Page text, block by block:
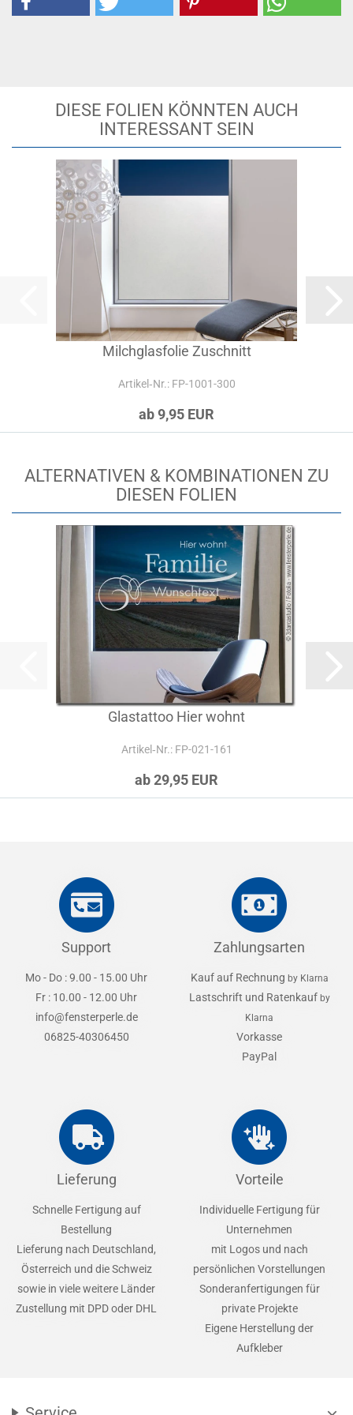
DIESE FOLIEN KÖNNTEN AUCH
INTERESSANT SEIN
Milchglasfolie Zuschnitt
Artikel‑Nr.: FP-1001-300
ab 9,95 EUR
ALTERNATIVEN & KOMBINATIONEN ZU
DIESEN FOLIEN
Glastattoo Hier wohnt
Artikel‑Nr.: FP-021-161
ab 29,95 EUR
Support
Mo - Do : 9.00 - 15.00 Uhr
Fr : 10.00 - 12.00 Uhr
info@fensterperle.de
06825-40306450
Zahlungsarten
Kauf auf Rechnung by Klarna
Lastschrift und Ratenkauf by
Klarna
Vorkasse
PayPal
Lieferung
Schnelle Fertigung auf
Bestellung
Lieferung nach Deutschland,
Österreich und die Schweiz
sowie in viele weitere Länder
Zustellung mit DPD oder DHL
Vorteile
Individuelle Fertigung für
Unternehmen
mit Logos und nach
persönlichen Vorstellungen
Sonderanfertigungen für
private Projekte
Eigene Herstellung der
Aufkleber